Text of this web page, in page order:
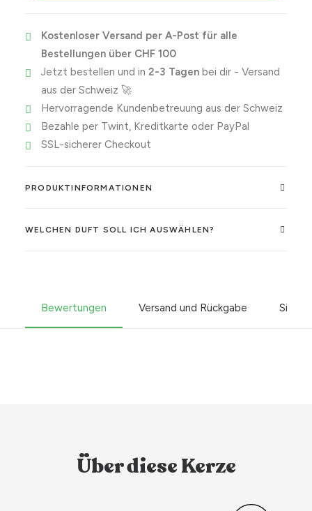
damn
close!
Menge
Kostenloser Versand per A-Post für alle
Bestellungen über CHF 100
Jetzt bestellen und in 2-3 Tagenbei dir - Versand
aus der Schweiz 🚀
Hervorragende Kundenbetreuung aus der Schweiz
Bezahle per Twint, Kreditkarte oder PayPal
SSL-sicherer Checkout
PRODUKTINFORMATIONEN
WELCHEN DUFT SOLL ICH AUSWÄHLEN?
Bewertungen Versand und Rückgabe
Über diese Kerze